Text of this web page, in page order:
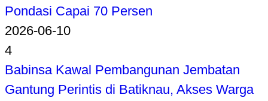
Pondasi Capai 70 Persen
2026-06-10
4
Babinsa Kawal Pembangunan Jembatan
Gantung Perintis di Batiknau, Akses Warga